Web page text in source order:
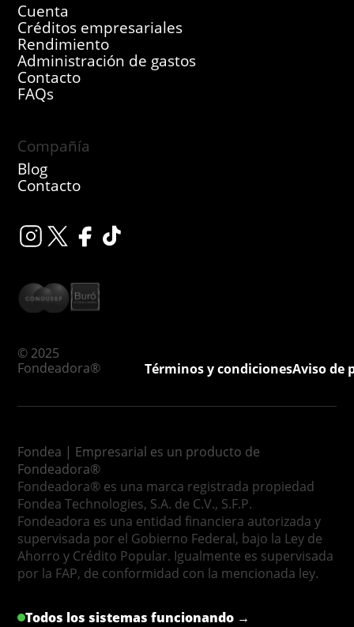
Cuenta
Créditos empresariales
Rendimiento
Administración de gastos
Contacto
FAQs
Compañía
Blog
Contacto
© 2025
Fondeadora®
Términos y condicionesAviso de
Fondea | Empresarial es un producto de
Fondeadora®
Fondeadora® es una marca registrada propiedad
Fondea Technologies, S.A. de C.V., S.F.P.
Fondeadora es una entidad financiera autorizada y
supervisada por el Gobierno Federal, bajo la Ley de
Ahorro y Crédito Popular. Igualmente es supervisada
por la FAP, de conformidad con la mencionada ley.
Todos los sistemas funcionando →